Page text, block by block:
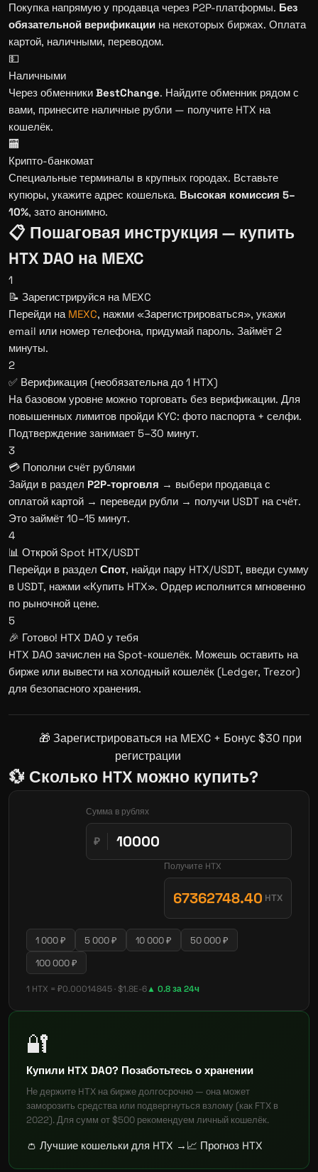
Покупка напрямую у продавца через P2P-платформы. Без
обязательной верификации на некоторых биржах. Оплата
картой, наличными, переводом.
💵
Наличными
Через обменники BestChange. Найдите обменник рядом с
вами, принесите наличные рубли — получите HTX на
кошелёк.
🏧
Крипто-банкомат
Специальные терминалы в крупных городах. Вставьте
купюры, укажите адрес кошелька. Высокая комиссия 5–
10%, зато анонимно.
📋 Пошаговая инструкция — купить
HTX DAO на MEXC
1
📝 Зарегистрируйся на MEXC
Перейди на MEXC, нажми «Зарегистрироваться», укажи
email или номер телефона, придумай пароль. Займёт 2
минуты.
2
✅ Верификация (необязательна до 1 HTX)
На базовом уровне можно торговать без верификации. Для
повышенных лимитов пройди KYC: фото паспорта + селфи.
Подтверждение занимает 5–30 минут.
3
💳 Пополни счёт рублями
Зайди в раздел P2P-торговля → выбери продавца с
оплатой картой → переведи рубли → получи USDT на счёт.
Это займёт 10–15 минут.
4
📊 Открой Spot HTX/USDT
Перейди в раздел Спот, найди пару HTX/USDT, введи сумму
в USDT, нажми «Купить HTX». Ордер исполнится мгновенно
по рыночной цене.
5
🎉 Готово! HTX DAO у тебя
HTX DAO зачислен на Spot-кошелёк. Можешь оставить на
бирже или вывести на холодный кошелёк (Ledger, Trezor)
для безопасного хранения.
🎁 Зарегистрироваться на MEXC + Бонус $30 при
регистрации
💱 Сколько HTX можно купить?
Сумма в рублях
₽
Получите HTX
67362748.40 HTX
1 000 ₽ 5 000 ₽ 10 000 ₽
50 000 ₽
100 000 ₽
1 HTX = ₽0.00014845 · $1.8E-6▲ 0.8 за 24ч
🔐
Купили HTX DAO? Позаботьтесь о хранении
Не держите HTX на бирже долгосрочно — она может
заморозить средства или подвергнуться взлому (как FTX в
2022). Для сумм от $500 рекомендуем личный кошелёк.
👛 Лучшие кошельки для HTX → 📈 Прогноз HTX